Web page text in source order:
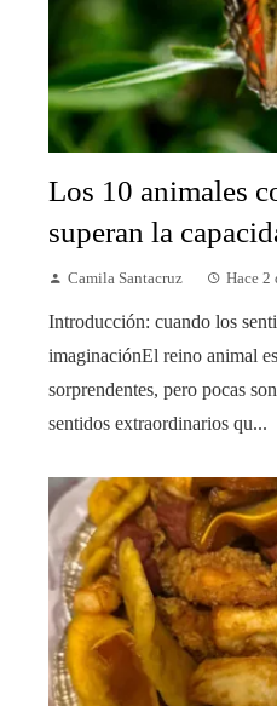
Los 10 animales
superan la
Camila Santacruz Hace 2
Introducción: cuando los
imaginaciónEl reino animal
sorprendentes, pero pocas
sentidos extraordinarios qu...